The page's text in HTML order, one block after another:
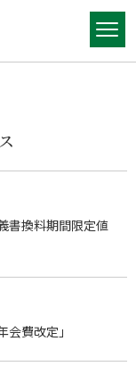
書換料期間限定値
費改定」